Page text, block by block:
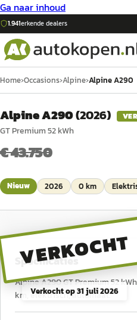
Ga naar inhoud
1.941erkende dealers
Home›Occasions›Alpine›Alpine A290
Alpine A290(2026)
GT Premium 52 kWh
€ 43.750
Nieuw 2026 0 km
VERKOCHT
Verkocht op31 juli 2026
Specificaties
Alpine A290 GT Premium 52
km, elektrisch, automaat.